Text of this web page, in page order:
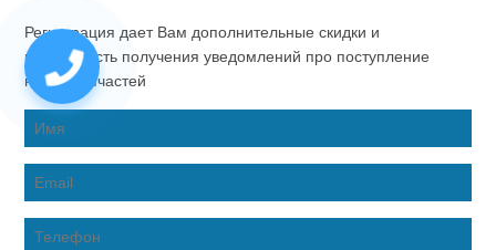
Регистрация дает Вам дополнительные скидки и
возможность получения уведомлений про поступление
новых запчастей